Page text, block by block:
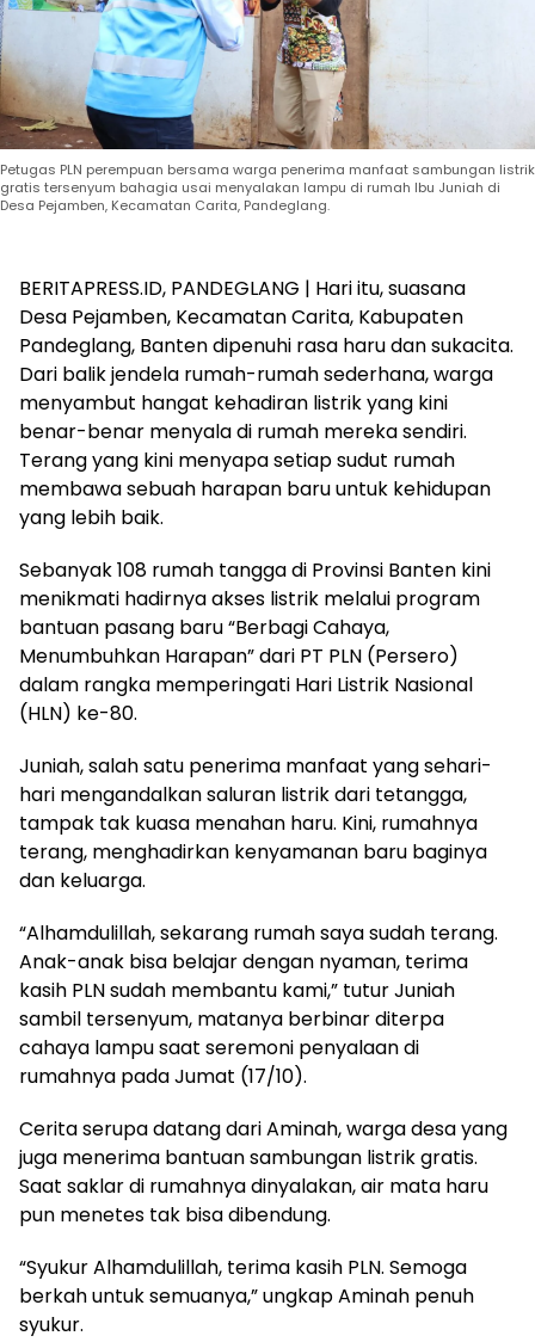
Petugas PLN perempuan bersama warga penerima manfaat sambungan listrik
gratis tersenyum bahagia usai menyalakan lampu di rumah Ibu Juniah di
Desa Pejamben, Kecamatan Carita, Pandeglang.
BERITAPRESS.ID, PANDEGLANG | Hari itu, suasana
Desa Pejamben, Kecamatan Carita, Kabupaten
Pandeglang, Banten dipenuhi rasa haru dan sukacita.
Dari balik jendela rumah-rumah sederhana, warga
menyambut hangat kehadiran listrik yang kini
benar-benar menyala di rumah mereka sendiri.
Terang yang kini menyapa setiap sudut rumah
membawa sebuah harapan baru untuk kehidupan
yang lebih baik.
Sebanyak 108 rumah tangga di Provinsi Banten kini
menikmati hadirnya akses listrik melalui program
bantuan pasang baru “Berbagi Cahaya,
Menumbuhkan Harapan” dari PT PLN (Persero)
dalam rangka memperingati Hari Listrik Nasional
(HLN) ke-80.
Juniah, salah satu penerima manfaat yang sehari-
hari mengandalkan saluran listrik dari tetangga,
tampak tak kuasa menahan haru. Kini, rumahnya
terang, menghadirkan kenyamanan baru baginya
dan keluarga.
“Alhamdulillah, sekarang rumah saya sudah terang.
Anak-anak bisa belajar dengan nyaman, terima
kasih PLN sudah membantu kami,” tutur Juniah
sambil tersenyum, matanya berbinar diterpa
cahaya lampu saat seremoni penyalaan di
rumahnya pada Jumat (17/10).
Cerita serupa datang dari Aminah, warga desa yang
juga menerima bantuan sambungan listrik gratis.
Saat saklar di rumahnya dinyalakan, air mata haru
pun menetes tak bisa dibendung.
“Syukur Alhamdulillah, terima kasih PLN. Semoga
berkah untuk semuanya,” ungkap Aminah penuh
syukur.